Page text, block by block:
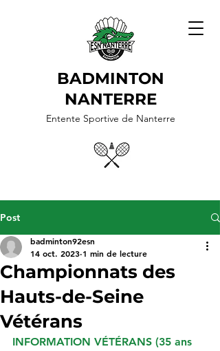
BADMINTON
NANTERRE
Entente Sportive de Nanterre
Post
Championnats des
Hauts-de-Seine
Vétérans
badminton92esn
14 oct. 2023 1 min de lecture
INFORMATION VÉTÉRANS (35 ans